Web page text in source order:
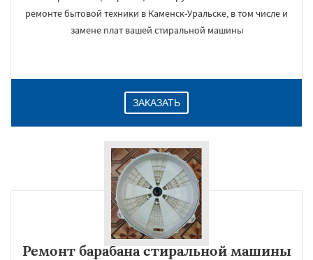
ремонте бытовой техники в Каменск-Уральске, в том числе и
замене плат вашей стиральной машины
ЗАКАЗАТЬ
Ремонт барабана стиральной машины